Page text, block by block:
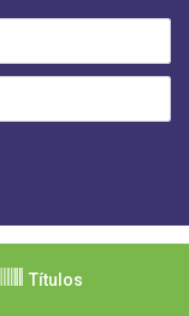
Títulos